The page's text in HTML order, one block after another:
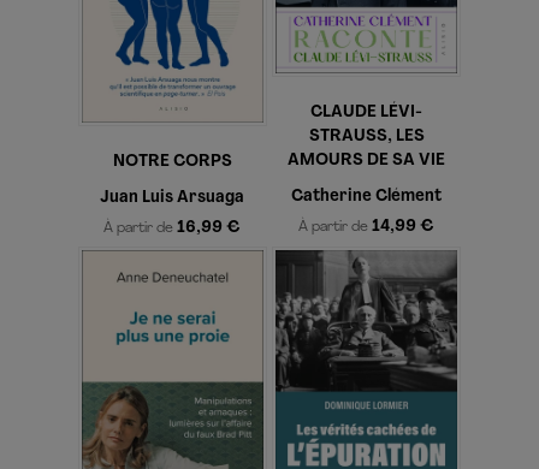
NOTRE CORPS
Juan Luis Arsuaga
À partir de16,99 €
CLAUDE LÉVI-
STRAUSS, LES
AMOURS DE SA VIE
Catherine Clément
À partir de14,99 €